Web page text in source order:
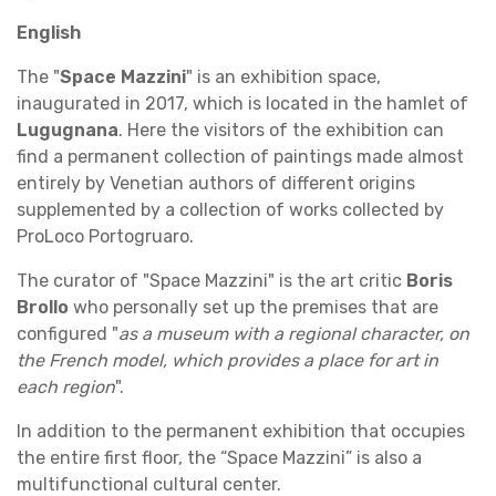
English
The "Space Mazzini" is an exhibition space,
inaugurated in 2017, which is located in the hamlet of
Lugugnana. Here the visitors of the exhibition can
find a permanent collection of paintings made almost
entirely by Venetian authors of different origins
supplemented by a collection of works collected by
ProLoco Portogruaro.
The curator of "Space Mazzini" is the art critic Boris
Brollo who personally set up the premises that are
configured "as a museum with a regional character, on
the French model, which provides a place for art in
each region".
In addition to the permanent exhibition that occupies
the entire first floor, the “Space Mazzini” is also a
multifunctional cultural center.